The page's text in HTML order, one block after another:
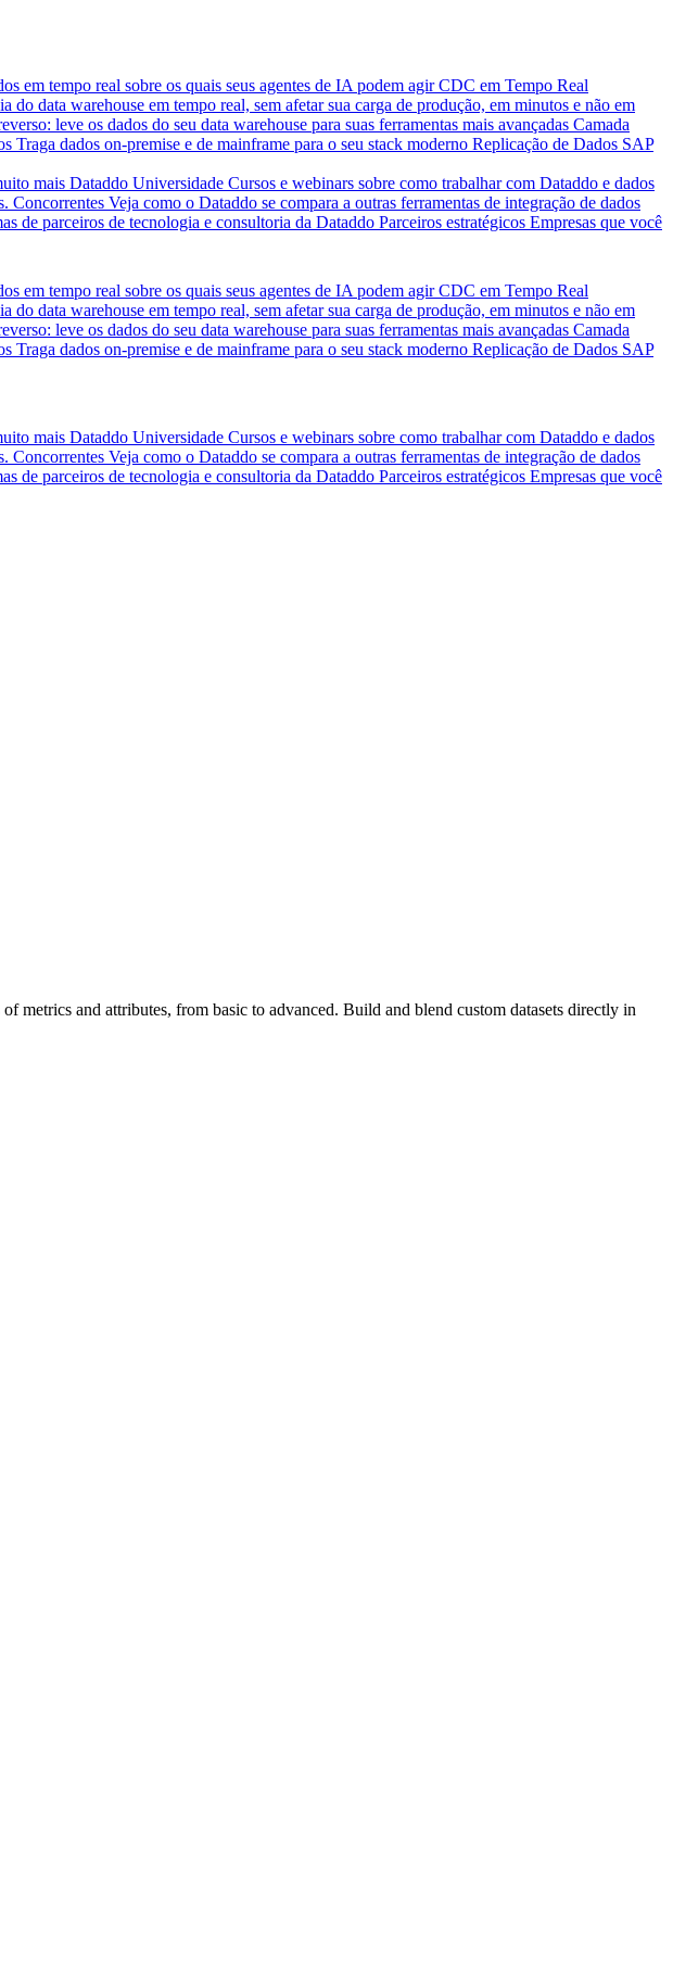
em tempo real sobre os quais seus agentes de IA podem agir CDC em Tempo Real
do data warehouse em tempo real, sem afetar sua carga de produção, em minutos e não em
leve os dados do seu data warehouse para suas ferramentas mais avançadas Camada
Traga dados on-premise e de mainframe para o seu stack moderno Replicação de Dados SAP
mais Dataddo Universidade Cursos e webinars sobre como trabalhar com Dataddo e dados
Concorrentes Veja como o Dataddo se compara a outras ferramentas de integração de dados
de parceiros de tecnologia e consultoria da Dataddo Parceiros estratégicos Empresas que você
em tempo real sobre os quais seus agentes de IA podem agir CDC em Tempo Real
do data warehouse em tempo real, sem afetar sua carga de produção, em minutos e não em
leve os dados do seu data warehouse para suas ferramentas mais avançadas Camada
Traga dados on-premise e de mainframe para o seu stack moderno Replicação de Dados SAP
mais Dataddo Universidade Cursos e webinars sobre como trabalhar com Dataddo e dados
Concorrentes Veja como o Dataddo se compara a outras ferramentas de integração de dados
de parceiros de tecnologia e consultoria da Dataddo Parceiros estratégicos Empresas que você
and attributes, from basic to advanced. Build and blend custom datasets directly in